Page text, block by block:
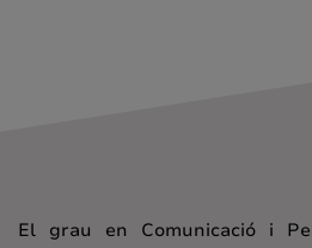
El grau en Comunicació i